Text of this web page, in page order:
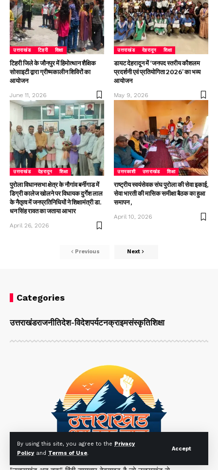
By using this site, you agree to the Privacy
Policyand Terms of Use.
Accept
उत्तराखंड टिहरी शिक्षा
टिहरी जिले के जौनपुर में हिमोत्थान शैक्षिक
सोसाइटी द्वारा ग्रीष्मकालीन शिविरों का
आयोजन
June 11, 2026
उत्तराखंड देहरादून शिक्षा
डायट देहरादून में ‘जनपद स्तरीय कौशलम
प्रदर्शनी एवं प्रतियोगिता 2026’ का भव्य
आयोजन
May 9, 2026
उत्तराखंड देहरादून शिक्षा
पुरोला विधानसभा क्षेत्र के नौगांव बर्नीगाड में
डिग्री कालेज खोलने पर विधायक दुर्गेश लाल
के नैतृत्व में जनप्रतिनिधियों ने शिक्षामंत्री डा.
धन सिंह रावत का जताया आभार
April 26, 2026
उत्तरकाशी उत्तराखंड शिक्षा
राष्ट्रीय स्वयंसेवक संघ पुरोला की सेवा इकाई,
सेवा भारती की मासिक समीक्षा बैठक का हुआ
समापन ,
April 10, 2026
Previous Next
Categories
उत्तराखंडराजनीतिदेश-विदेशपर्यटनक्राइमसंस्कृतिशिक्षा